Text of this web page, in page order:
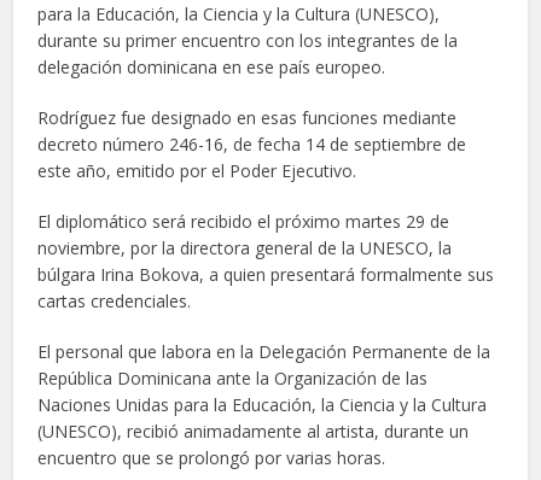
para la Educación, la Ciencia y la Cultura (UNESCO),
durante su primer encuentro con los integrantes de la
delegación dominicana en ese país europeo.
Rodríguez fue designado en esas funciones mediante
decreto número 246-16, de fecha 14 de septiembre de
este año, emitido por el Poder Ejecutivo.
El diplomático será recibido el próximo martes 29 de
noviembre, por la directora general de la UNESCO, la
búlgara Irina Bokova, a quien presentará formalmente sus
cartas credenciales.
El personal que labora en la Delegación Permanente de la
República Dominicana ante la Organización de las
Naciones Unidas para la Educación, la Ciencia y la Cultura
(UNESCO), recibió animadamente al artista, durante un
encuentro que se prolongó por varias horas.